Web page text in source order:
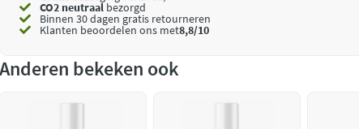
CO2 neutraalbezorgd
Binnen 30 dagen gratis retourneren
Klanten beoordelen ons met8,8/10
Anderen bekeken ook